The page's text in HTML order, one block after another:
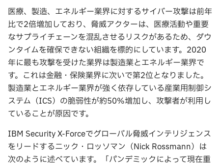
医療、製造、エネルギー業界に対するサイバー攻撃は前年
比で2倍増加しており、脅威アクターは、医療活動や重要
なサプライチェーンを混乱させるリスクがあるため、ダウ
ンタイムを確保できない組織を標的にしています。2020
年に最も攻撃を受けた業界は製造業とエネルギー業界で
す。これは金融・保険業界に次いで第2位となりました。
製造業とエネルギー業界が強く依存している産業用制御シ
ステム（ICS）の脆弱性が約50%増加し、攻撃者が利用し
ていることが原因です。
IBM Security X-Forceでグローバル脅威インテリジェンス
をリードするニック・ロッソマン（Nick Rossmann）は
次のように述べています。「パンデミックによって現在重